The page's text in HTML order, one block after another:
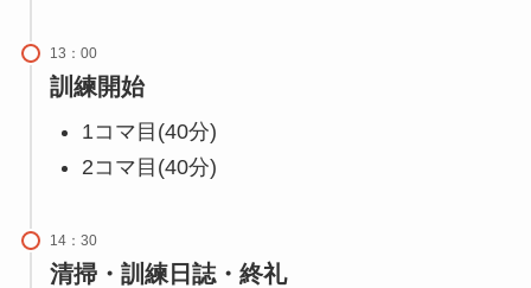
13：00
訓練開始
1コマ目(40分)
2コマ目(40分)
14：30
清掃・訓練日誌・終礼